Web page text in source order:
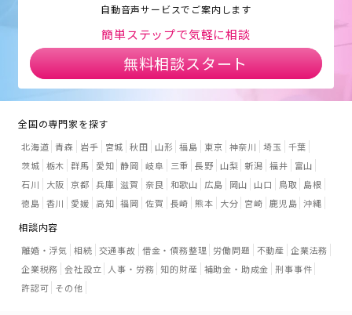
自動音声サービスでご案内します
簡単ステップで気軽に相談
無料相談スタート
全国の専門家を探す
北海道 青森 岩手 宮城 秋田 山形 福島 東京 神奈川 埼玉 千葉
茨城 栃木 群馬 愛知 静岡 岐阜 三重 長野 山梨 新潟 福井
富山
石川
大阪 京都 兵庫 滋賀 奈良 和歌山 広島 岡山 山口 鳥取
島根
徳島 香川 愛媛 高知 福岡 佐賀 長崎 熊本 大分 宮崎 鹿児島 沖縄
相談内容
離婚・浮気 相続 交通事故 借金・債務整理 労働問題 不動産 企業法務
企業税務 会社設立 人事・労務 知的財産 補助金・助成金 刑事事件
許認可 その他